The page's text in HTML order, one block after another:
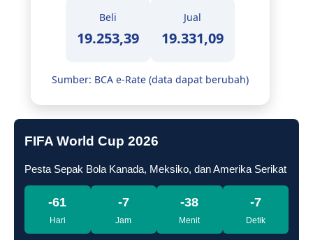
Beli
19.253,39
Jual
19.331,09
Sumber: BCA e-Rate (data dapat berubah)
FIFA World Cup 2026
Pesta Sepak Bola Kanada, Meksiko, dan Amerika Serikat
-61
Hari
-7
Jam
-38
Menit
-8
Detik